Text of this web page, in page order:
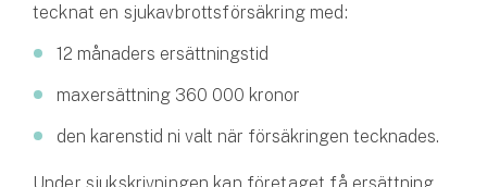
tecknat en sjukavbrottsförsäkring med:
12 månaders ersättningstid
maxersättning 360 000 kronor
den karenstid ni valt när försäkringen tecknades.
Under sjukskrivningen kan företaget få ersättning